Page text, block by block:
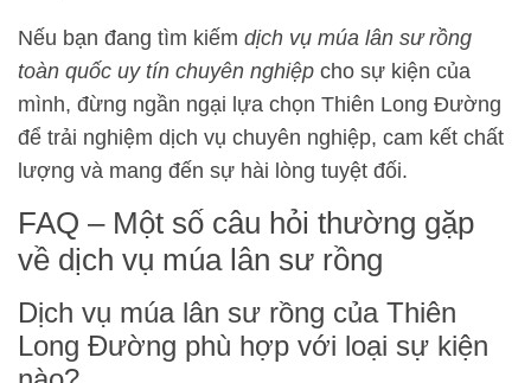
Nếu bạn đang tìm kiếm dịch vụ múa lân sư rồng
toàn quốc uy tín chuyên nghiệp cho sự kiện của
mình, đừng ngần ngại lựa chọn Thiên Long Đường
để trải nghiệm dịch vụ chuyên nghiệp, cam kết chất
lượng và mang đến sự hài lòng tuyệt đối.
FAQ – Một số câu hỏi thường gặp
về dịch vụ múa lân sư rồng
Dịch vụ múa lân sư rồng của Thiên
Long Đường phù hợp với loại sự kiện